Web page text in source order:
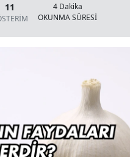
11
4 Dakika
OKUNMA SÜRESİ